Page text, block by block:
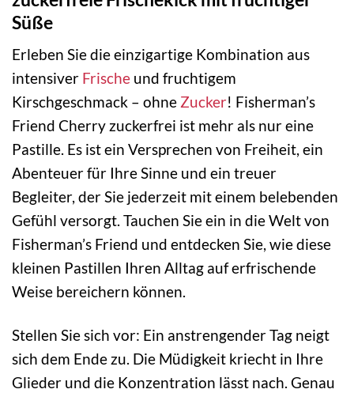
Süße
Erleben Sie die einzigartige Kombination aus
intensiver Frische und fruchtigem
Kirschgeschmack – ohne Zucker! Fisherman’s
Friend Cherry zuckerfrei ist mehr als nur eine
Pastille. Es ist ein Versprechen von Freiheit, ein
Abenteuer für Ihre Sinne und ein treuer
Begleiter, der Sie jederzeit mit einem belebenden
Gefühl versorgt. Tauchen Sie ein in die Welt von
Fisherman’s Friend und entdecken Sie, wie diese
kleinen Pastillen Ihren Alltag auf erfrischende
Weise bereichern können.
Stellen Sie sich vor: Ein anstrengender Tag neigt
sich dem Ende zu. Die Müdigkeit kriecht in Ihre
Glieder und die Konzentration lässt nach. Genau